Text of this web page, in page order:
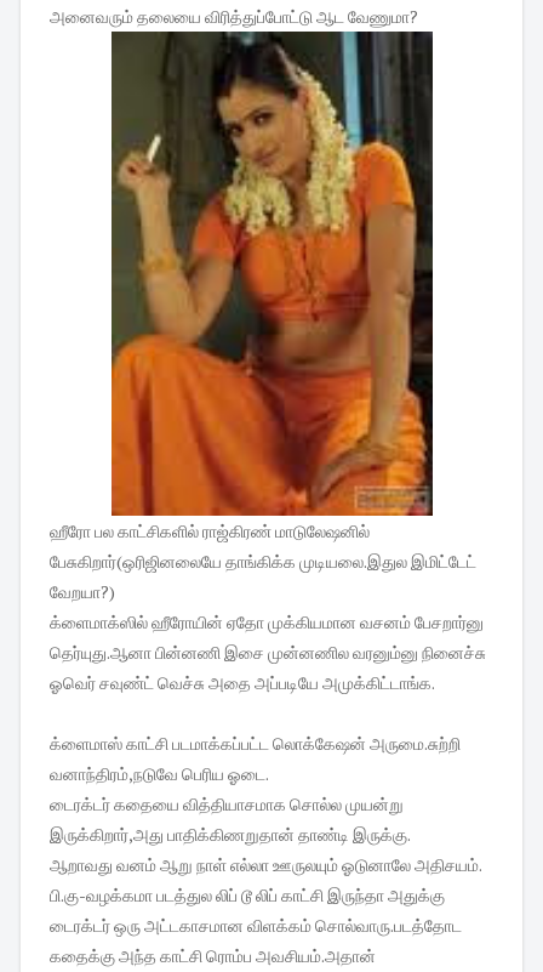
அனைவரும் தலையை விரித்துப்போட்டு ஆட வேணுமா?
ஹீரோ பல காட்சிகளில் ராஜ்கிரண் மாடுலேஷனில்
பேசுகிறார்(ஒரிஜினலையே தாங்கிக்க முடியலை.இதுல இமிட்டேட்
வேறயா?)
க்ளைமாக்ஸில் ஹீரோயின் ஏதோ முக்கியமான வசனம் பேசறார்னு
தெர்யுது.ஆனா பின்னணி இசை முன்னணில வரனும்னு நினைச்சு
ஓவெர் சவுண்ட் வெச்சு அதை அப்படியே அமுக்கிட்டாங்க.
க்ளைமாஸ் காட்சி படமாக்கப்பட்ட லொக்கேஷன் அருமை.சுற்றி
வனாந்திரம்,நடுவே பெரிய ஓடை.
டைரக்டர் கதையை வித்தியாசமாக சொல்ல முயன்று
இருக்கிறார்,அது பாதிக்கிணறுதான் தாண்டி இருக்கு.
ஆறாவது வனம் ஆறு நாள் எல்லா ஊருலயும் ஓடுனாலே அதிசயம்.
பி.கு-வழக்கமா படத்துல லிப் டூ லிப் காட்சி இருந்தா அதுக்கு
டைரக்டர் ஒரு அட்டகாசமான விளக்கம் சொல்வாரு.படத்தோட
கதைக்கு அந்த காட்சி ரொம்ப அவசியம்.அதான்